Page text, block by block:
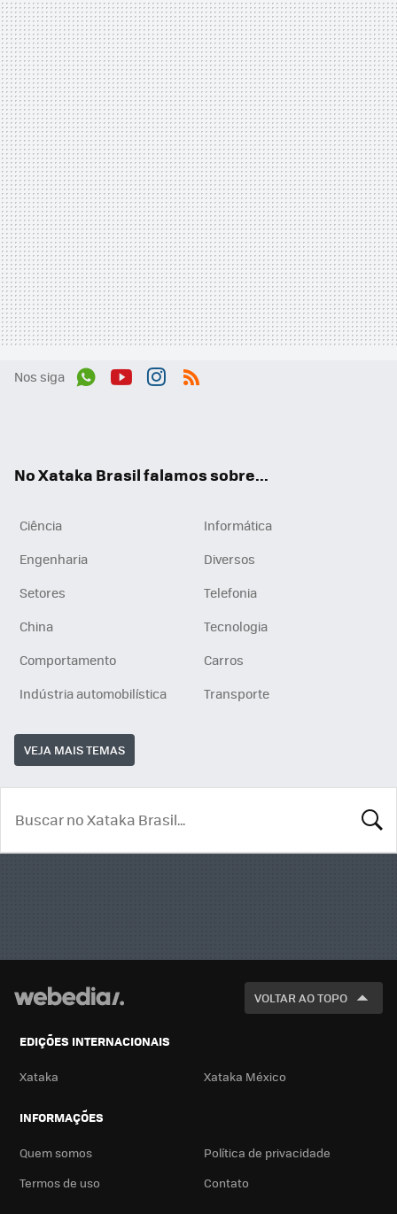
Nos siga
No Xataka Brasil falamos sobre...
Ciência
Informática
Engenharia
Diversos
Setores
Telefonia
China
Tecnologia
Comportamento
Carros
Indústria automobilística
Transporte
VEJA MAIS TEMAS
VOLTAR AO TOPO
EDIÇÕES INTERNACIONAIS
Xataka Xataka México
INFORMAÇÕES
Quem somos
Política de privacidade
Termos de uso
Contato